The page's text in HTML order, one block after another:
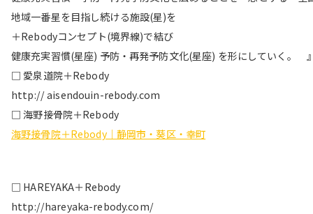
地域一番星を目指し続ける施設(星)を
＋Rebodyコンセプト(境界線)で結び
健康充実習慣(星座) 予防・再発予防文化(星座) を形にしていく。
□ 愛泉道院＋Rebody
http:// aisendouin-rebody.com
□ 海野接骨院＋Rebody
海野接骨院＋Rebody｜静岡市・葵区・幸町
□ HAREYAKA＋Rebody
http://hareyaka-rebody.com/